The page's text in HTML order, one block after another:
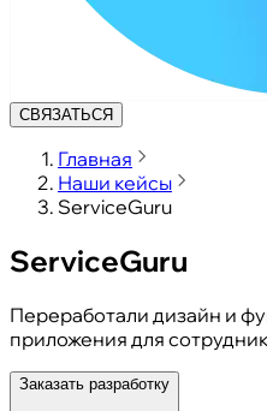
СВЯЗАТЬСЯ
Главная
Наши кейсы
ServiceGuru
ServiceGuru
Переработали дизайн и
приложения для
Заказать разработку